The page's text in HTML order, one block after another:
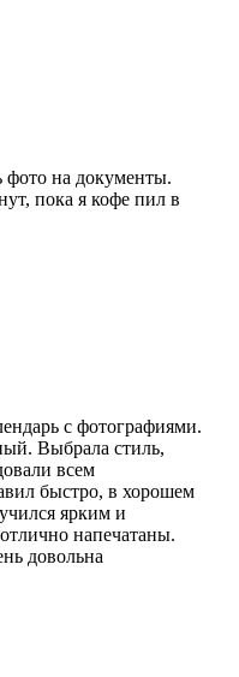
фото на документы.
пока я кофе пил в
с фотографиями.
Выбрала стиль,
всем
быстро, в хорошем
ярким и
напечатаны.
довольна